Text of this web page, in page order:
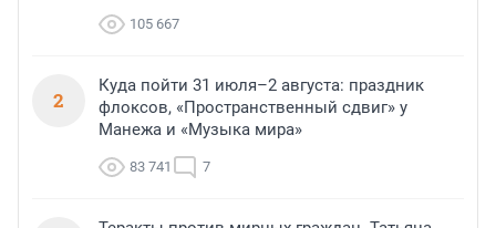
105 667
2
Куда пойти 31 июля–2 августа: праздник
флоксов, «Пространственный сдвиг» у
Манежа и «Музыка мира»
83 741 7